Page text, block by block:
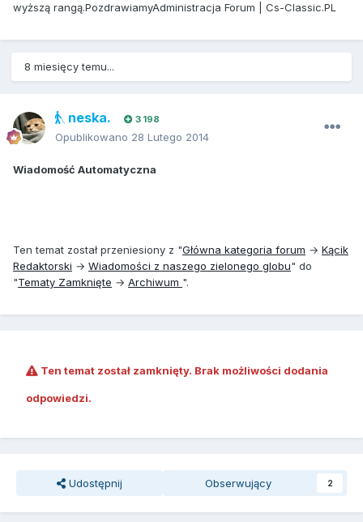
wyższą rangą.PozdrawiamyAdministracja Forum | Cs-Classic.PL
8 miesięcy temu...
neska. 3 198
Opublikowano 28 Lutego 2014
Wiadomość Automatyczna
Ten temat został przeniesiony z "Główna kategoria forum → Kącik
Redaktorski → Wiadomości z naszego zielonego globu" do
"Tematy Zamknięte → Archiwum ".
Ten temat został zamknięty. Brak możliwości dodania
odpowiedzi.
Udostępnij Obserwujący 2